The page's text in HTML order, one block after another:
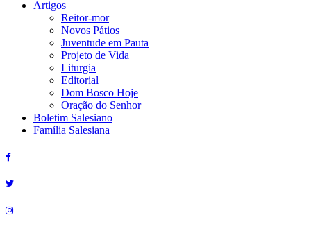
Artigos
Reitor-mor
Novos Pátios
Juventude em Pauta
Projeto de Vida
Liturgia
Editorial
Dom Bosco Hoje
Oração do Senhor
Boletim Salesiano
Família Salesiana